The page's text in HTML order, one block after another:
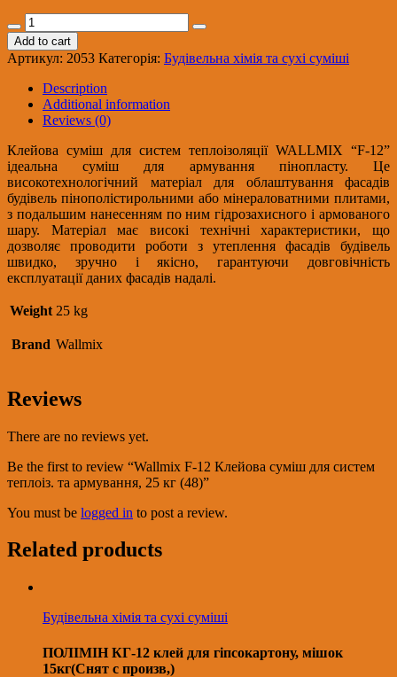
Wallmix
F-
12
Клейова
суміш
для
систем
теплоіз.
та
армування,
25
кг
(48)
quantity
Add to cart
Артикул: 2053 Категорія: Будівельна хімія та сухі суміші
Description
Additional information
Reviews (0)
Клейова суміш для систем теплоізоляції WALLMIX “F-12”
ідеальна суміш для армування пінопласту. Це
високотехнологічний матеріал для облаштування фасадів
будівель пінополістирольними або мінераловатними плитами,
з подальшим нанесенням по ним гідрозахисного і армованого
шару. Матеріал має високі технічні характеристики, що
дозволяє проводити роботи з утеплення фасадів будівель
швидко, зручно і якісно, гарантуючи довговічність
експлуатації даних фасадів надалі.
Weight 25 kg
Brand Wallmix
Reviews
There are no reviews yet.
Be the first to review “Wallmix F-12 Клейова суміш для систем
теплоіз. та армування, 25 кг (48)”
You must be logged in to post a review.
Related products
Будівельна хімія та сухі суміші
ПОЛІМІН КГ-12 клей для гіпсокартону, мішок
15кг(Снят с произв,)